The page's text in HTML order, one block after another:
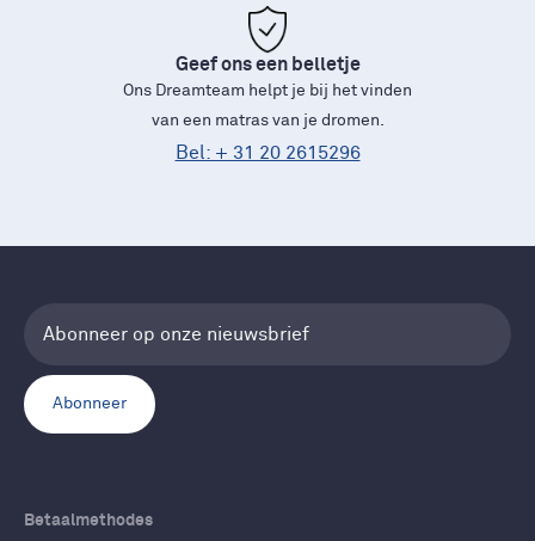
Geef ons een belletje
Ons Dreamteam helpt je bij het vinden
van een matras van je dromen.
Bel: + 31 20 2615296
Abonneer
Betaalmethodes